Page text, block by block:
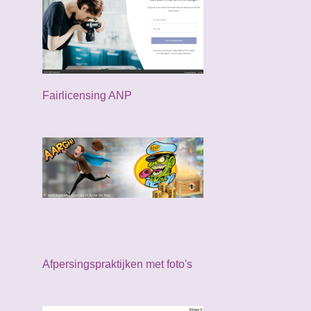
2024
december
3
november
1
oktober
augustus
6
juni
4
mei
4
januari
2
Fairlicensing ANP
Afpersingspraktijken met foto's